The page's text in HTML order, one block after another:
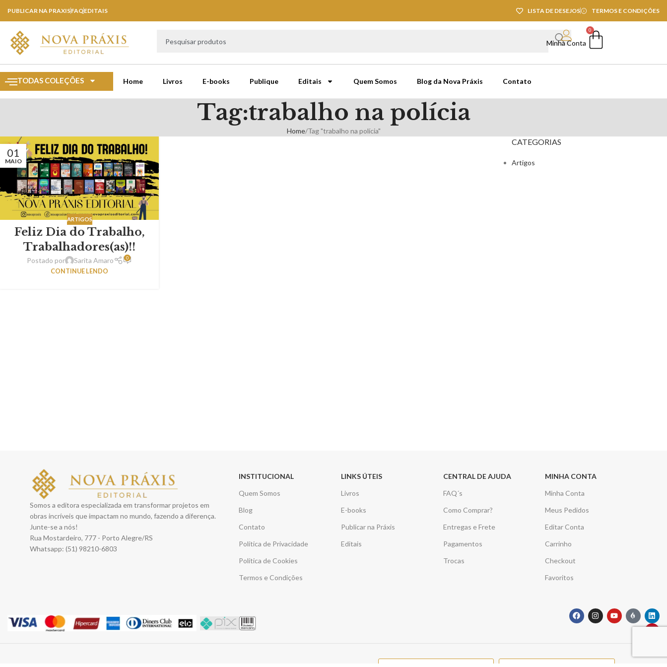
PUBLICAR NA PRAXISFAQEDITAIS LISTA DE DESEJOS TERMOS E CONDIÇÕES
Minha Conta
0
TODAS COLEÇÕES Home Livros E-books Publique Editais Quem Somos Blog da Nova Práxis Contato
Tag:trabalho na polícia
Home Tag "trabalho na polícia"
01
MAIO
ARTIGOS
Feliz Dia do Trabalho,
Trabalhadores(as)!!
Postado por Sarita Amaro 0
CONTINUE LENDO
CATEGORIAS
Artigos
Somos a editora especializada em transformar projetos em
obras incríveis que impactam no mundo, fazendo a diferença.
Junte-se a nós!
Rua Mostardeiro, 777 - Porto Alegre/RS
Whatsapp: (51) 98210-6803
INSTITUCIONAL
Quem Somos
Blog
Contato
Política de Privacidade
Política de Cookies
Termos e Condições
LINKS ÚTEIS
Livros
E-books
Publicar na Práxis
Editais
CENTRAL DE AJUDA
FAQ´s
Como Comprar?
Entregas e Frete
Pagamentos
Trocas
MINHA CONTA
Minha Conta
Meus Pedidos
Editar Conta
Carrinho
Checkout
Favoritos